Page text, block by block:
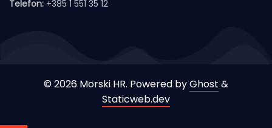
Telefon: +385 1 551 35 12
© 2026 Morski HR. Powered byGhost &
Staticweb.dev